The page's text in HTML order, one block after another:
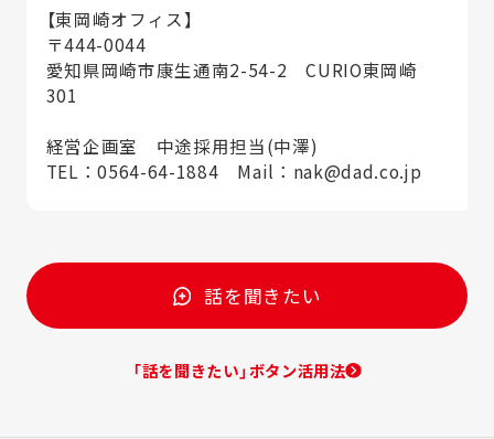
【東岡崎オフィス】
〒444-0044
愛知県岡崎市康生通南2-54-2 CURIO東岡崎
301
経営企画室 中途採用担当(中澤)
TEL：0564-64-1884 Mail：nak@dad.co.jp
話を聞きたい
「話を聞きたい」ボタン活用法